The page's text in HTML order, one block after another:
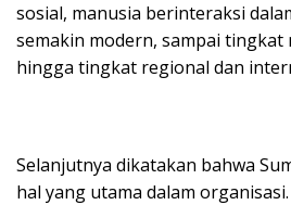
sosial, manusia berinteraksi
semakin modern, sampai tingkat
hingga tingkat regional dan
Selanjutnya dikatakan bahwa
hal yang utama dalam